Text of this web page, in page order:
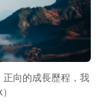
向的成長歷程，我